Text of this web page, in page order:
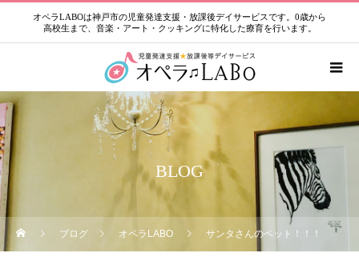
オペラLABOは神戸市の児童発達支援・放課後デイサービスです。0歳から
高校生まで、音楽・アート・クッキングに特化した療育を行います。
BLOG
ブログ オペラLABO サンタさんのペット！！！